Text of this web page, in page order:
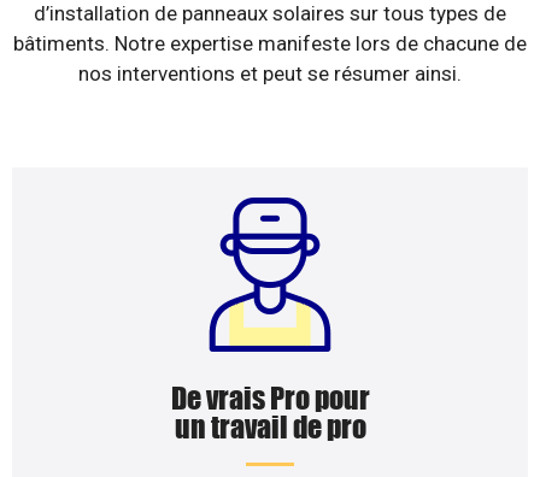
d’installation de panneaux solaires sur tous types de
bâtiments. Notre expertise manifeste lors de chacune de
nos interventions et peut se résumer ainsi.
De vrais Pro pour
un travail de pro